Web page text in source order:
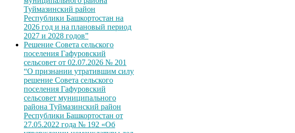
Туймазинский район
Республики Башкортостан на
2026 год и на плановый период
2027 и 2028 годов”
Решение Совета сельского
поселения Гафуровский
сельсовет от 02.07.2026 № 201
“О признании утратившим силу
решение Совета сельского
поселения Гафуровский
сельсовет муниципального
района Туймазинский район
Республики Башкортостан от
27.05.2022 года № 192 «Об